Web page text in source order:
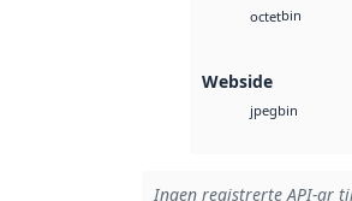
octetbin
Webside
jpegbin
Ingen registrerte API-ar